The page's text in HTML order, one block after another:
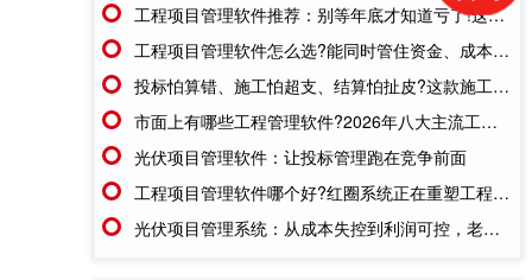
工程项目管理软件推荐：别等年底才知道亏了!这套系统让每一分钱都有迹可循
工程项目管理软件怎么选?能同时管住资金、成本、进度的才靠谱
投标怕算错、施工怕超支、结算怕扯皮?这款施工成本管理系统一招全解决
市面上有哪些工程管理软件?2026年八大主流工具深度盘点
光伏项目管理软件：让投标管理跑在竞争前面
工程项目管理软件哪个好?红圈系统正在重塑工程企业的"数字大脑"
光伏项目管理系统：从成本失控到利润可控，老板只需做对一步